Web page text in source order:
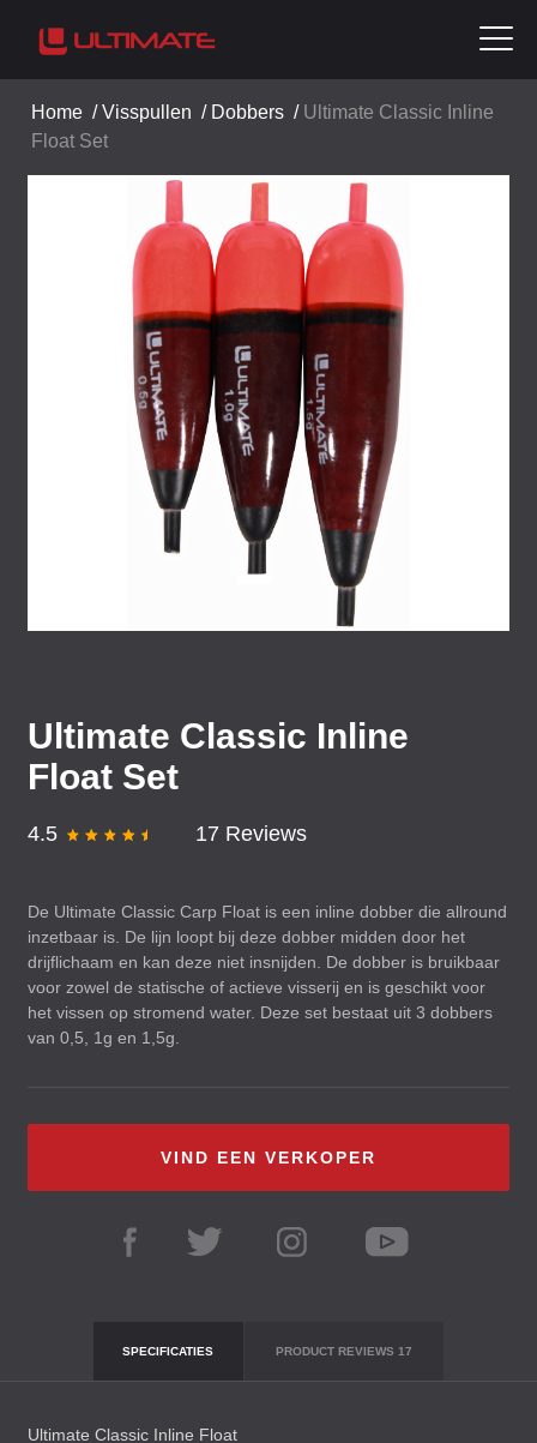
Home /Visspullen / Dobbers / Ultimate Classic Inline
Float Set
Ultimate Classic Inline
Float Set
4.5 17 Reviews
De Ultimate Classic Carp Float is een inline dobber die allround
inzetbaar is. De lijn loopt bij deze dobber midden door het
drijflichaam en kan deze niet insnijden. De dobber is bruikbaar
voor zowel de statische of actieve visserij en is geschikt voor
het vissen op stromend water. Deze set bestaat uit 3 dobbers
van 0,5, 1g en 1,5g.
VIND EEN VERKOPER
SPECIFICATIES PRODUCT REVIEWS 17
Ultimate Classic Inline Float